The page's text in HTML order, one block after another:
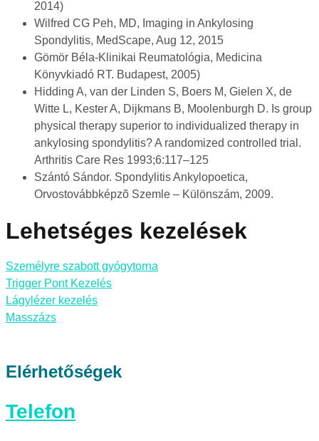
2014)
Wilfred CG Peh, MD, Imaging in Ankylosing
Spondylitis, MedScape, Aug 12, 2015
Gömör Béla-Klinikai Reumatológia, Medicina
Könyvkiadó RT. Budapest, 2005)
Hidding A, van der Linden S, Boers M, Gielen X, de
Witte L, Kester A, Dijkmans B, Moolenburgh D. Is group
physical therapy superior to individualized therapy in
ankylosing spondylitis? A randomized controlled trial.
Arthritis Care Res 1993;6:117–125
Szántó Sándor. Spondylitis Ankylopoetica,
Orvostovábbképzõ Szemle – Különszám, 2009.
Lehetséges kezelések
Személyre szabott gyógytorna
Trigger Pont Kezelés
Lágylézer kezelés
Masszázs
Elérhetőségek
Telefon